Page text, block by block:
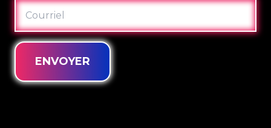
COURRIEL
ENVOYER